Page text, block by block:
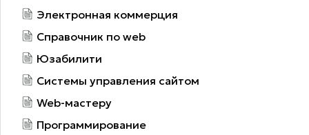
Электронная коммерция
Справочник по web
Юзабилити
Системы управления сайтом
Web-мастеру
Программирование